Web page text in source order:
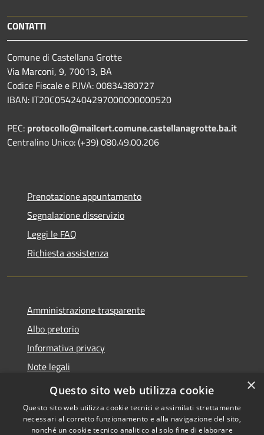
CONTATTI
Comune di Castellana Grotte
Via Marconi, 9, 70013, BA
Codice Fiscale e P.IVA: 00834380727
IBAN: IT20C0542404297000000000520
PEC: protocollo@mailcert.comune.castellanagrotte.ba.it
Centralino Unico: (+39) 080.49.00.206
Prenotazione appuntamento
Segnalazione disservizio
Leggi le FAQ
Richiesta assistenza
Amministrazione trasparente
Albo pretorio
Informativa privacy
Note legali
Dichiarazione di accessibilità
×
Questo sito web utilizza cookie
Questo sito web utilizza cookie tecnici e assimilati strettamente
necessari al corretto funzionamento e alla navigazione del sito,
nonché un cookie tecnico analitico al solo fine di elaborare